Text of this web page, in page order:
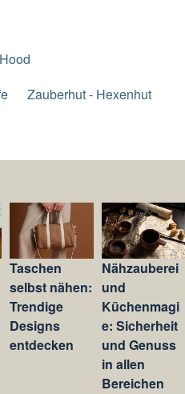
Zauberhut - Hexenhut
Taschen
selbst nähen:
Trendige
Designs
entdecken
Nähzauberei
und
Küchenmagi
e: Sicherheit
und Genuss
in allen
Bereichen